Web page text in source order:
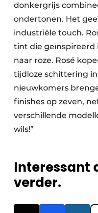
donkergrijs
ondertonen. Het
industriële touch.
tint die geïnspireerd
naar roze. Rosé
tijdloze schittering
nieuw­komers
finishes op zeven,
verschillende
wils!”
Interessant
verder.